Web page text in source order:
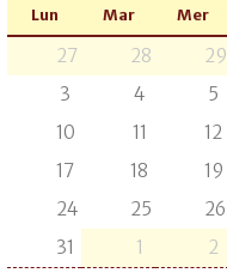
Lun Mar Mer
27 28 29
3
4 5
10
11 12
17
18 19
24
25 26
31
1 2